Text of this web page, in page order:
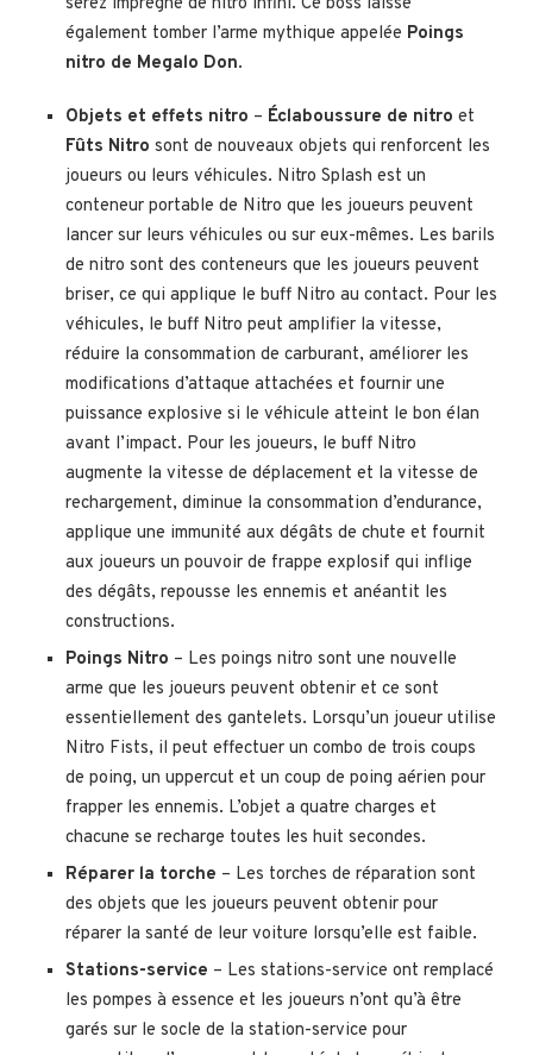
également tomber l’arme mythique appelée Poings
nitro de Megalo Don.
Objets et effets nitro – Éclaboussure de nitro et
Fûts Nitro sont de nouveaux objets qui renforcent les
joueurs ou leurs véhicules. Nitro Splash est un
conteneur portable de Nitro que les joueurs peuvent
lancer sur leurs véhicules ou sur eux-mêmes. Les barils
de nitro sont des conteneurs que les joueurs peuvent
briser, ce qui applique le buff Nitro au contact. Pour les
véhicules, le buff Nitro peut amplifier la vitesse,
réduire la consommation de carburant, améliorer les
modifications d’attaque attachées et fournir une
puissance explosive si le véhicule atteint le bon élan
avant l’impact. Pour les joueurs, le buff Nitro
augmente la vitesse de déplacement et la vitesse de
rechargement, diminue la consommation d’endurance,
applique une immunité aux dégâts de chute et fournit
aux joueurs un pouvoir de frappe explosif qui inflige
des dégâts, repousse les ennemis et anéantit les
constructions.
Poings Nitro – Les poings nitro sont une nouvelle
arme que les joueurs peuvent obtenir et ce sont
essentiellement des gantelets. Lorsqu’un joueur utilise
Nitro Fists, il peut effectuer un combo de trois coups
de poing, un uppercut et un coup de poing aérien pour
frapper les ennemis. L’objet a quatre charges et
chacune se recharge toutes les huit secondes.
Réparer la torche – Les torches de réparation sont
des objets que les joueurs peuvent obtenir pour
réparer la santé de leur voiture lorsqu’elle est faible.
Stations-service – Les stations-service ont remplacé
les pompes à essence et les joueurs n’ont qu’à être
garés sur le socle de la station-service pour